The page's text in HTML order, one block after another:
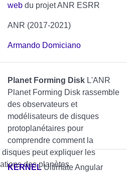
web du projet ANR ESRR
ANR (2017-2021)
Armando Domiciano
Planet Forming Disk L'ANR
Planet Forming Disk rassemble
des observateurs et
modélisateurs de disques
protoplanétaires pour
comprendre comment la
peut expliquer les
des planètes
KERNEL Ultimate Angular